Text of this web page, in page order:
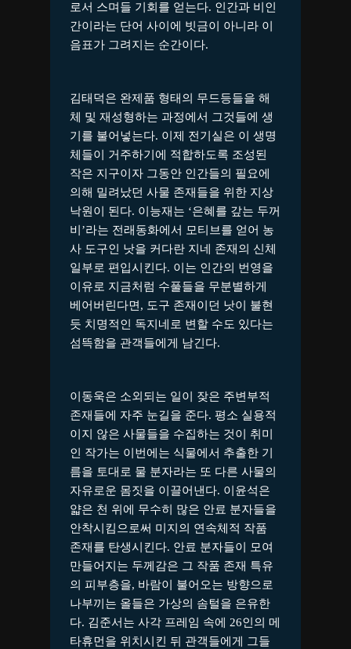
로서 스며들 기회를 얻는다. 인간과 비인
간이라는 단어 사이에 빗금이 아니라 이
음표가 그려지는 순간이다.
김태덕은 완제품 형태의 무드등들을 해
체 및 재성형하는 과정에서 그것들에 생
기를 불어넣는다. 이제 전기실은 이 생명
체들이 거주하기에 적합하도록 조성된
작은 지구이자 그동안 인간들의 필요에
의해 밀려났던 사물 존재들을 위한 지상
낙원이 된다. 이능재는 ‘은혜를 갚는 두꺼
비’라는 전래동화에서 모티브를 얻어 농
사 도구인 낫을 커다란 지네 존재의 신체
일부로 편입시킨다. 이는 인간의 번영을
이유로 지금처럼 수풀들을 무분별하게
베어버린다면, 도구 존재이던 낫이 불현
듯 치명적인 독지네로 변할 수도 있다는
섬뜩함을 관객들에게 남긴다.
이동욱은 소외되는 일이 잦은 주변부적
존재들에 자주 눈길을 준다. 평소 실용적
이지 않은 사물들을 수집하는 것이 취미
인 작가는 이번에는 식물에서 추출한 기
름을 토대로 물 분자라는 또 다른 사물의
자유로운 몸짓을 이끌어낸다. 이윤석은
얇은 천 위에 무수히 많은 안료 분자들을
안착시킴으로써 미지의 연속체적 작품
존재를 탄생시킨다. 안료 분자들이 모여
만들어지는 두께감은 그 작품 존재 특유
의 피부층을, 바람이 불어오는 방향으로
나부끼는 올들은 가상의 솜털을 은유한
다. 김준서는 사각 프레임 속에 26인의 메
타휴먼을 위치시킨 뒤 관객들에게 그들